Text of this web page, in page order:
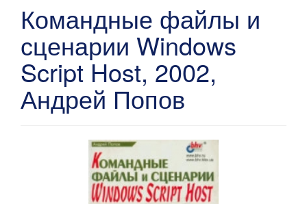
Командные файлы и
сценарии Windows
Script Host, 2002,
Андрей Попов